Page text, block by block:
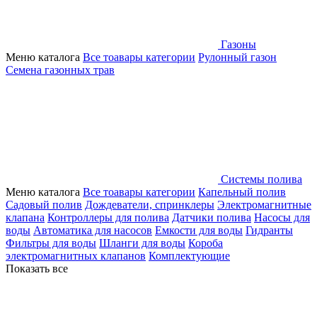
Газоны
Меню каталога Все тоавары категории Рулонный газон
Семена газонных трав
Системы полива
Меню каталога Все тоавары категории Капельный полив
Садовый полив Дождеватели, спринклеры Электромагнитные
клапана Контроллеры для полива Датчики полива Насосы для
воды Автоматика для насосов Емкости для воды Гидранты
Фильтры для воды Шланги для воды Короба
электромагнитных клапанов Комплектующие
Показать все